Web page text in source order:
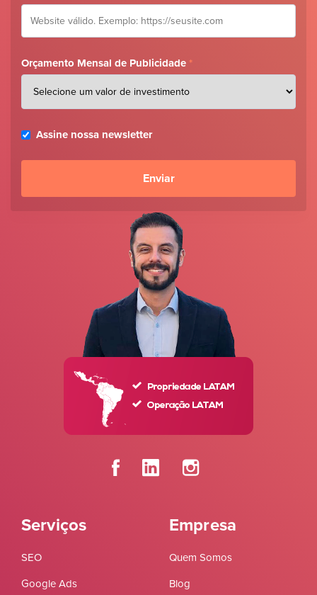
Serviços
SEO
Google Ads
Empresa
Quem Somos
Blog
Orçamento Mensal de Publicidade *
Assine nossa newsletter